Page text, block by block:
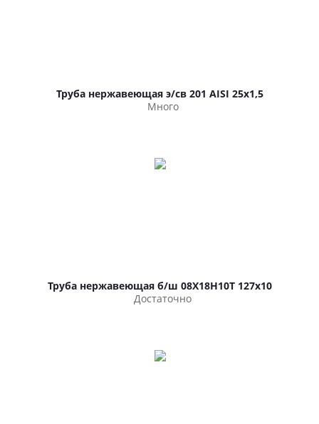
Труба нержавеющая э/св 201 AISI 25х1,5
Много
Труба нержавеющая б/ш 08Х18Н10Т 127х10
Достаточно